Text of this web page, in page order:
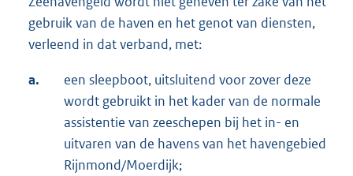
gebruik van de haven en het genot van diensten,
verleend in dat verband, met:
a.
een sleepboot, uitsluitend voor zover deze
wordt gebruikt in het kader van de normale
assistentie van zeeschepen bij het in- en
uitvaren van de havens van het havengebied
Rijnmond/Moerdijk;